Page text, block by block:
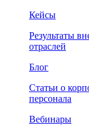
Кейсы
Результаты
отраслей
Блог
Статьи о
персонала
Вебинары